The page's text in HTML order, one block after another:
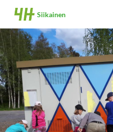
Siirry
sivun
sisältöön
Siikainen